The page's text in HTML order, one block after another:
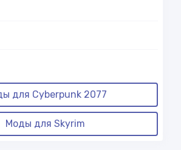
для Cyberpunk 2077
Моды для Skyrim